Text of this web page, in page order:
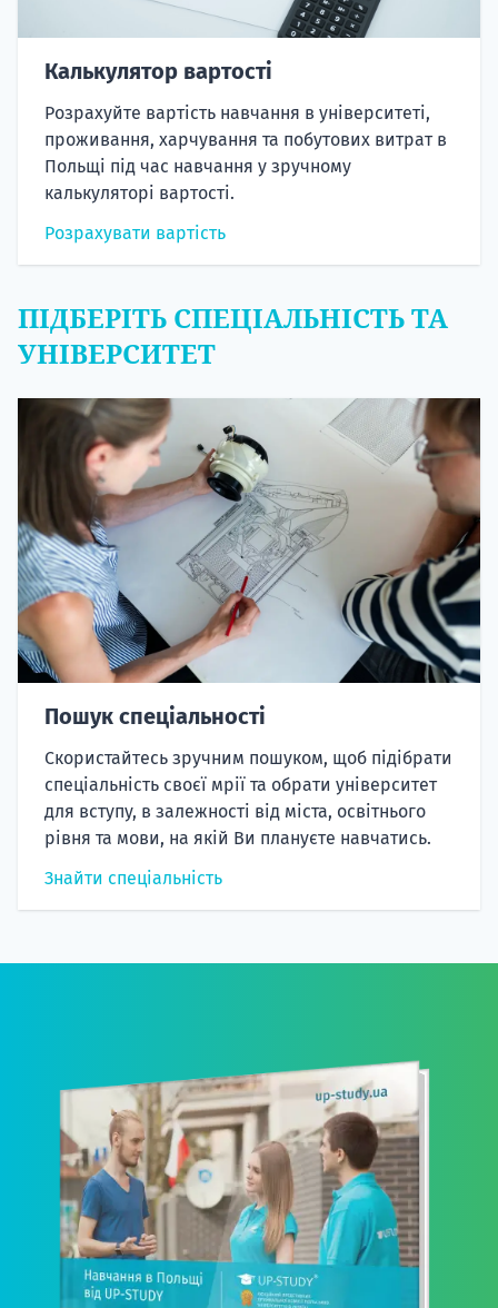
Калькулятор вартості
Розрахуйте вартість навчання в університеті,
проживання, харчування та побутових витрат в
Польщі під час навчання у зручному
калькуляторі вартості.
Розрахувати вартість
ПІДБЕРІТЬ СПЕЦІАЛЬНІСТЬ ТА
УНІВЕРСИТЕТ
Пошук спеціальності
Скористайтесь зручним пошуком, щоб підібрати
спеціальність своєї мрії та обрати університет
для вступу, в залежності від міста, освітнього
рівня та мови, на якій Ви плануєте навчатись.
Знайти спеціальність